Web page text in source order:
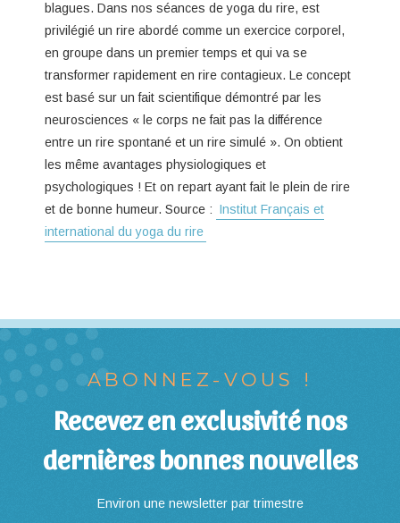
blagues. Dans nos séances de yoga du rire, est
privilégié un rire abordé comme un exercice corporel,
en groupe dans un premier temps et qui va se
transformer rapidement en rire contagieux. Le concept
est basé sur un fait scientifique démontré par les
neurosciences « le corps ne fait pas la différence
entre un rire spontané et un rire simulé ». On obtient
les même avantages physiologiques et
psychologiques ! Et on repart ayant fait le plein de rire
et de bonne humeur. Source : Institut Français et
international du yoga du rire
ABONNEZ-VOUS !
Recevez en exclusivité nos
dernières bonnes nouvelles
Environ une newsletter par trimestre